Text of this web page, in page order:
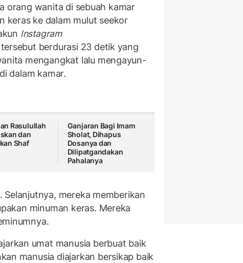
orang wanita di sebuah kamar
keras ke dalam mulut seekor
Instagram
berdurasi 23 detik yang
mengangkat lalu mengayun-
dalam kamar.
Rasulullah
dan
Shaf
Ganjaran Bagi Imam
Sholat, Dihapus
Dosanya dan
Dilipatgandakan
Pahalanya
mereka memberikan
minuman keras. Mereka
umat manusia berbuat baik
manusia diajarkan bersikap baik